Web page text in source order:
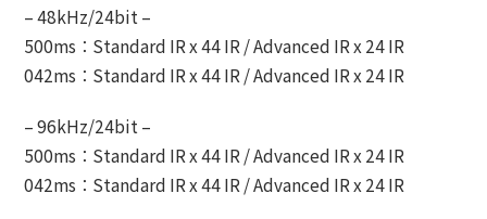
– 48kHz/24bit –
500ms：Standard IR x 44 IR / Advanced IR x 24 IR
042ms：Standard IR x 44 IR / Advanced IR x 24 IR
– 96kHz/24bit –
500ms：Standard IR x 44 IR / Advanced IR x 24 IR
042ms：Standard IR x 44 IR / Advanced IR x 24 IR